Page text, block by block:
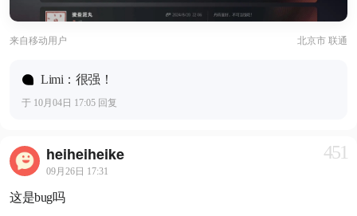
来自移动用户 北京市 联通
Limi：很强！
于 10月04日 17:05 回复
heiheiheike
09月26日 17:31
451
这是bug吗